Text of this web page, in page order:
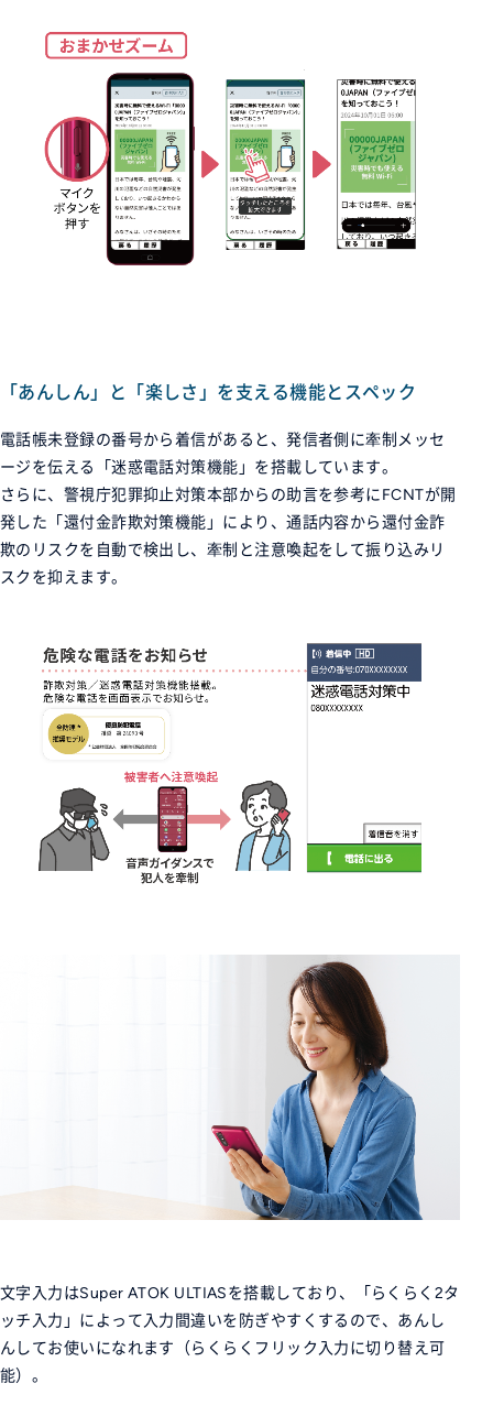
「あんしん」と「楽しさ」を支える機能とスペック
電話帳未登録の番号から着信があると、発信者側に牽制メッセ
ージを伝える「迷惑電話対策機能」を搭載しています。
さらに、警視庁犯罪抑止対策本部からの助言を参考にFCNTが開
発した「還付金詐欺対策機能」により、通話内容から還付金詐
欺のリスクを自動で検出し、牽制と注意喚起をして振り込みリ
スクを抑えます。
文字入力はSuper ATOK ULTIASを搭載しており、「らくらく2タ
ッチ入力」によって入力間違いを防ぎやすくするので、あんし
んしてお使いになれます（らくらくフリック入力に切り替え可
能）。